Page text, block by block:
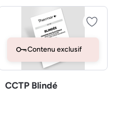
Contenu exclusif
CCTP Blindé